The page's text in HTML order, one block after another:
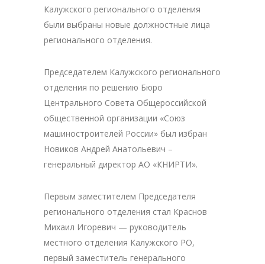
Калужского регионального отделения
были выбраны новые должностные лица
регионального отделения.
Председателем Калужского регионального
отделения по решению Бюро
Центрального Совета Общероссийской
общественной организации «Союз
машиностроителей России» был избран
Новиков Андрей Анатольевич –
генеральный директор АО «КНИРТИ».
Первым заместителем Председателя
регионального отделения стал Краснов
Михаил Игоревич — руководитель
местного отделения Калужского РО,
первый заместитель генерального